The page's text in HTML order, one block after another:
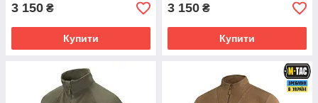
3 150 ₴
Купити
3 150 ₴
Купити